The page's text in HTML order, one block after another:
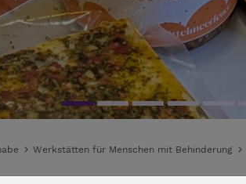
Werkstätten für Menschen mit Behinderung